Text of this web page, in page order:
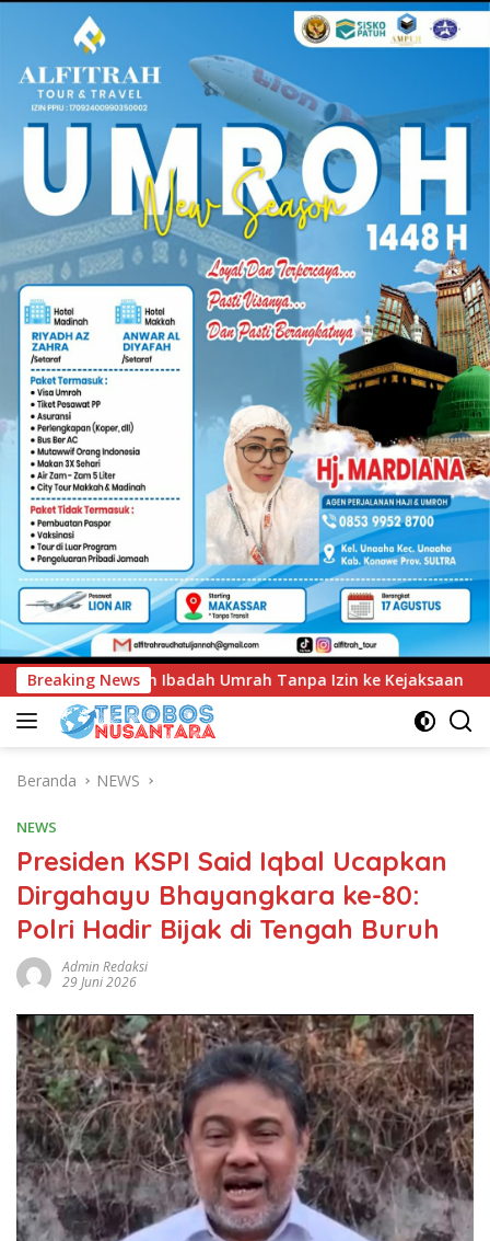
Breaking News
Izin ke Kejaksaan UNIMEN Tambah Delapan
Beranda NEWS
NEWS
Presiden KSPI Said Iqbal Ucapkan
Dirgahayu Bhayangkara ke-80:
Polri Hadir Bijak di Tengah Buruh
Admin Redaksi
29 Juni 2026